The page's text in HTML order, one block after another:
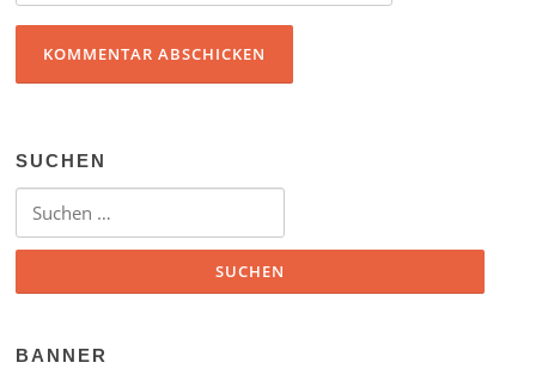
SUCHEN
Suchen nach:
BANNER